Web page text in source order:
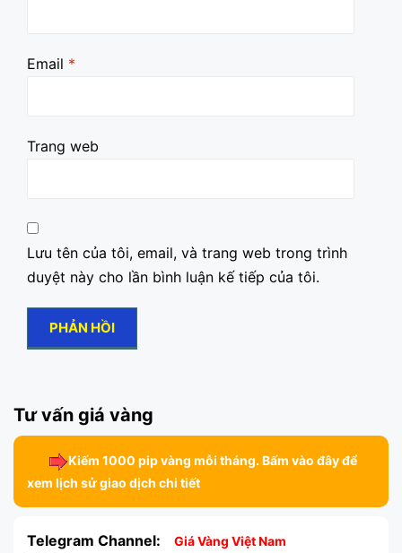
Email *
Trang web
Lưu tên của tôi, email, và trang web trong trình
duyệt này cho lần bình luận kế tiếp của tôi.
Tư vấn giá vàng
Kiếm 1000 pip vàng mỗi tháng. Bấm vào đây để
xem lịch sử giao dịch chi tiết
Telegram Channel: Giá Vàng Việt Nam